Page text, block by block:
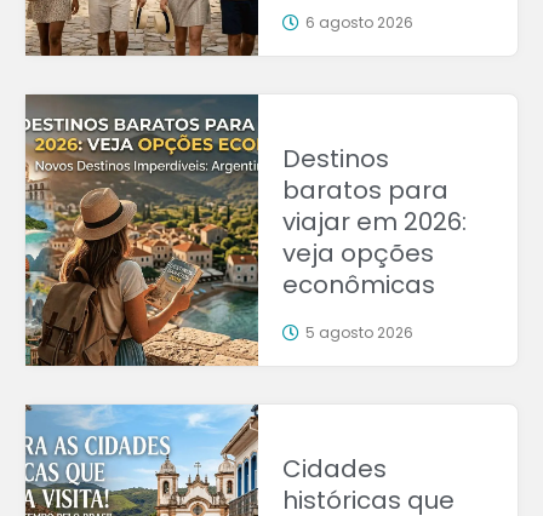
6 agosto 2026
Destinos
baratos para
viajar em 2026:
veja opções
econômicas
5 agosto 2026
Cidades
históricas que